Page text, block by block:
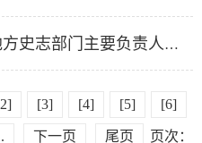
志部门主要负责人会议召开
[3] [4] [5] [6]
下一页 尾页
页次：